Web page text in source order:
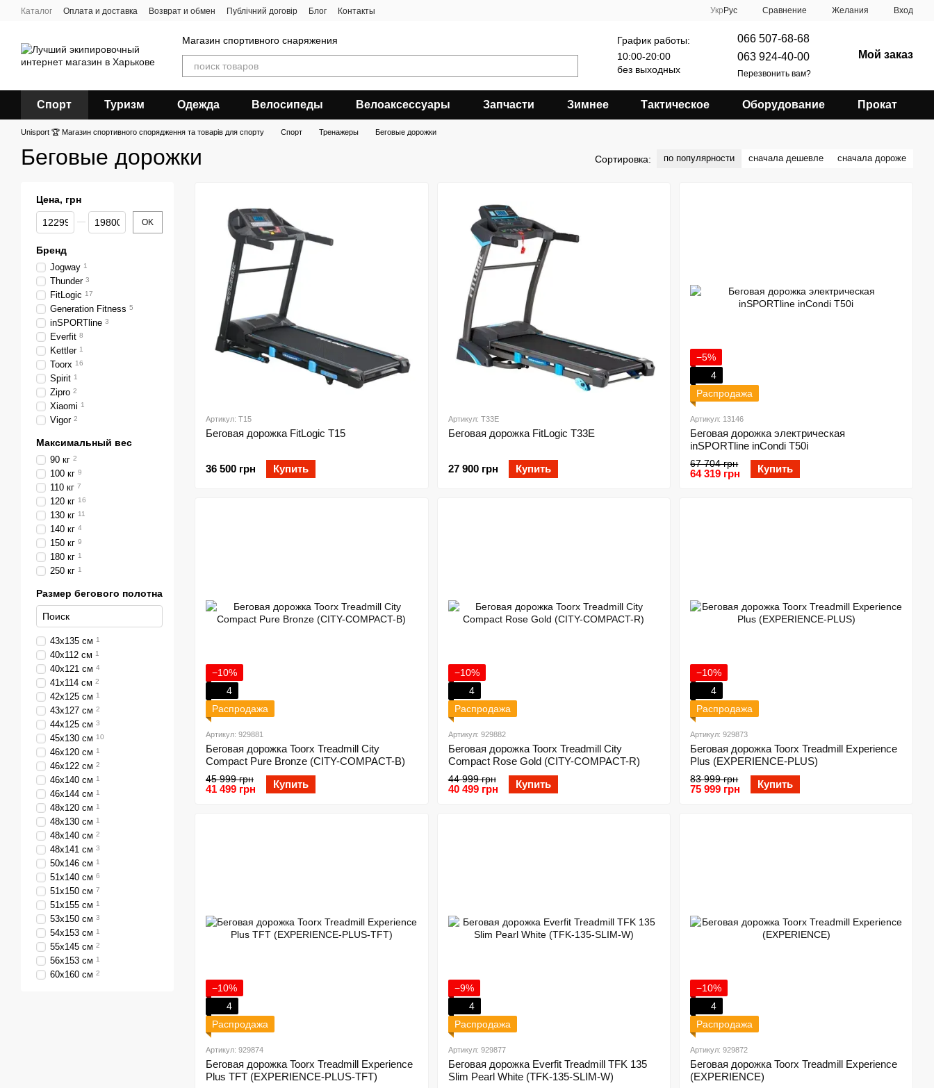
Перейти к основному контенту
Каталог Оплата и доставка Возврат и обмен Публічний договір Блог Контакты Укр Рус Сравнение Желания Вход
Магазин спортивного снаряжения
График работы:
10:00-20:00
без выходных
066 507-68-68
063 924-40-00
Перезвонить вам?
Мой заказ
Спорт Туризм Одежда Велосипеды Велоаксессуары Запчасти Зимнее Тактическое Оборудование Прокат
Unisport 🏆 Магазин спортивного спорядження та товарів для спорту Спорт Тренажеры Беговые дорожки
Беговые дорожки Сортировка: по популярности сначала дешевле сначала дороже
Артикул: T15
Беговая дорожка FitLogic T15
36 500 грн Купить
Артикул: T33E
Беговая дорожка FitLogic T33E
27 900 грн Купить
−5%
4
Распродажа
Артикул: 13146
Беговая дорожка электрическая
inSPORTline inCondi T50i
67 704 грн
64 319 грн Купить
−10%
4
Распродажа
Артикул: 929881
Беговая дорожка Toorx Treadmill City
Compact Pure Bronze (CITY-COMPACT-B)
45 999 грн
41 499 грн Купить
−10%
4
Распродажа
Артикул: 929882
Беговая дорожка Toorx Treadmill City
Compact Rose Gold (CITY-COMPACT-R)
44 999 грн
40 499 грн Купить
−10%
4
Распродажа
Артикул: 929873
Беговая дорожка Toorx Treadmill Experience
Plus (EXPERIENCE-PLUS)
83 999 грн
75 999 грн Купить
−10%
4
Распродажа
Артикул: 929874
Беговая дорожка Toorx Treadmill Experience
Plus TFT (EXPERIENCE-PLUS-TFT)
−9%
4
Распродажа
Артикул: 929877
Беговая дорожка Everfit Treadmill TFK 135
Slim Pearl White (TFK-135-SLIM-W)
−10%
4
Распродажа
Артикул: 929872
Беговая дорожка Toorx Treadmill Experience
(EXPERIENCE)
Цена, грн
От Цена, грн
До Цена, грн OK
Бренд
Jogway 1
Thunder 3
FitLogic 17
Generation Fitness 5
inSPORTline 3
Everfit 8
Kettler 1
Toorx 16
Spirit 1
Zipro 2
Xiaomi 1
Vigor 2
Максимальный вес
90 кг 2
100 кг 9
110 кг 7
120 кг 16
130 кг 11
140 кг 4
150 кг 9
180 кг 1
250 кг 1
Размер бегового полотна
43х135 см 1
40х112 см 1
40х121 см 4
41х114 см 2
42х125 см 1
43х127 см 2
44х125 см 3
45х130 см 10
46х120 см 1
46х122 см 2
46х140 см 1
46х144 см 1
48х120 см 1
48х130 см 1
48х140 см 2
48х141 см 3
50х146 см 1
51х140 см 6
51х150 см 7
51х155 см 1
53х150 см 3
54х153 см 1
55х145 см 2
56х153 см 1
60х160 см 2